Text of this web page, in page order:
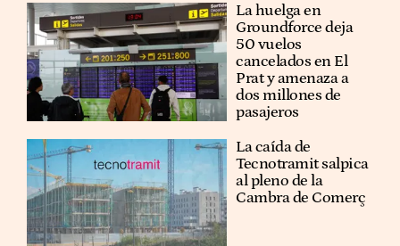
La huelga en
Groundforce deja
50 vuelos
cancelados en El
Prat y amenaza a
dos millones de
pasajeros
La caída de
Tecnotramit salpica
al pleno de la
Cambra de Comerç